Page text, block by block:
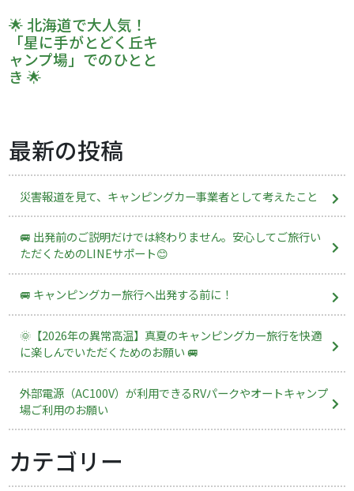
🌟 北海道で大人気！
「星に手がとどく丘キ
ャンプ場」でのひとと
き 🌟
最新の投稿
災害報道を見て、キャンピングカー事業者として考えたこと
🚐 出発前のご説明だけでは終わりません。安心してご旅行い
ただくためのLINEサポート😊
🚐 キャンピングカー旅行へ出発する前に！
🌞【2026年の異常高温】真夏のキャンピングカー旅行を快適
に楽しんでいただくためのお願い 🚐
外部電源（AC100V）が利用できるRVパークやオートキャンプ
場ご利用のお願い
カテゴリー